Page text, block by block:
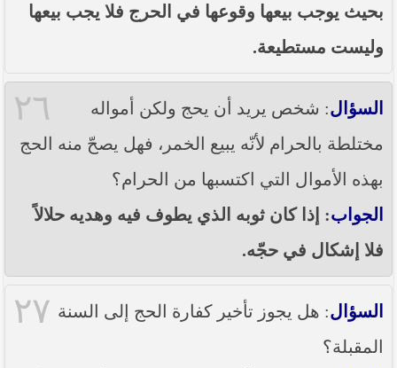
بحيث يوجب بيعها وقوعها في الحرج فلا يجب بيعها
وليست مستطيعة.
٢٦ السؤال: شخص يريد أن يحج ولكن أمواله
مختلطة بالحرام لأنّه يبيع الخمر، فهل يصحّ منه الحج
بهذه الأموال التي اكتسبها من الحرام؟
الجواب: إذا كان ثوبه الذي يطوف فيه وهديه حلالاً
فلا إشكال في حجّه.
٢٧ السؤال: هل يجوز تأخير كفارة الحج إلى السنة
المقبلة؟